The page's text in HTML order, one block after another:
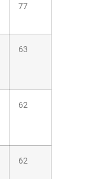
77
63
62
62